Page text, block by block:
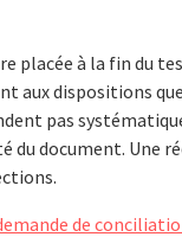
placée à la fin du
aux dispositions
pas
du document.
de